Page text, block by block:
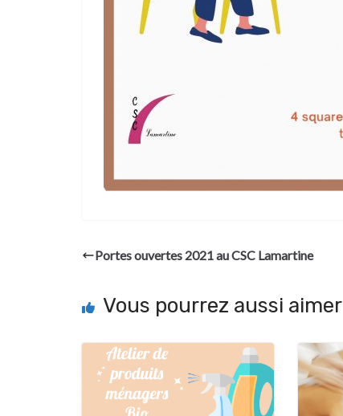
Portes ouvertes 2021 au CSC Lamartine
Vous pourrez aussi aimer